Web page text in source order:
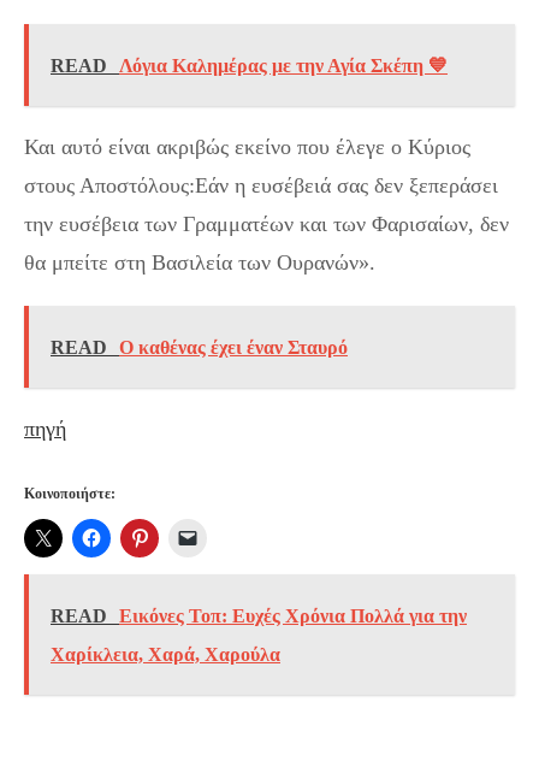
READ Λόγια Καλημέρας με την Αγία Σκέπη 💙
Και αυτό είναι ακριβώς εκείνο που έλεγε ο Κύριος
στους Αποστόλους:Εάν η ευσέβειά σας δεν ξεπεράσει
την ευσέβεια των Γραμματέων και των Φαρισαίων, δεν
θα μπείτε στη Βασιλεία των Ουρανών».
READ Ο καθένας έχει έναν Σταυρό
πηγή
Κοινοποιήστε:
READ
Εικόνες Τοπ: Ευχές Χρόνια Πολλά για την
Χαρίκλεια, Χαρά, Χαρούλα